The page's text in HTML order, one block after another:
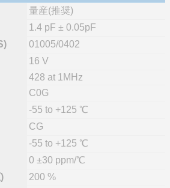
量産(推奨)
1.4 pF ± 0.05pF
01005/0402
16 V
428 at 1MHz
C0G
-55 to +125 ℃
CG
-55 to +125 ℃
0 ±30 ppm/℃
200 %